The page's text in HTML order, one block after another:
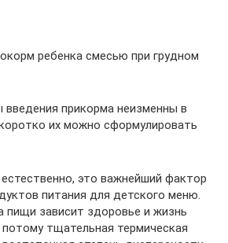
ребенка смесью при грудном
прикорма неизменны в
их можно сформулировать
это важнейший фактор
питания для детского меню.
пищи зависит здоровье и жизнь
тщательная термическая